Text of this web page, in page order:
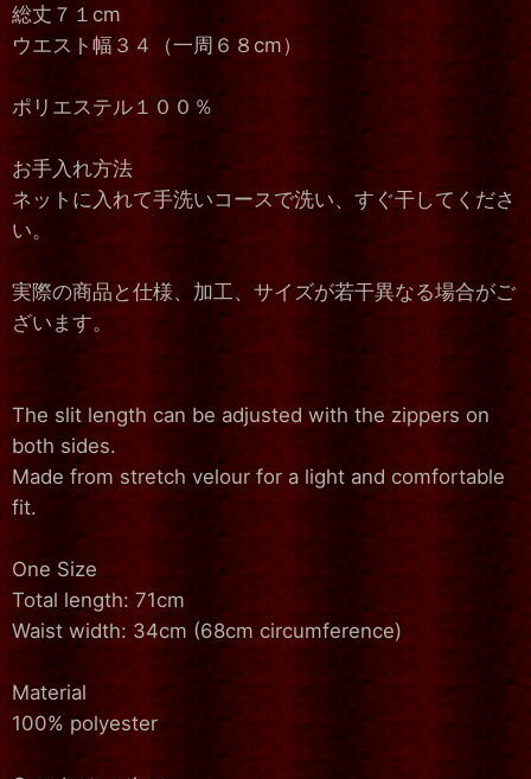
総丈７１cm
ウエスト幅３４（一周６８cm）
ポリエステル１００％
お手入れ方法
ネットに入れて手洗いコースで洗い、すぐ干してくださ
い。
実際の商品と仕様、加工、サイズが若干異なる場合がご
ざいます。
The slit length can be adjusted with the zippers on
both sides.
Made from stretch velour for a light and comfortable
fit.
One Size
Total length: 71cm
Waist width: 34cm (68cm circumference)
Material
100% polyester